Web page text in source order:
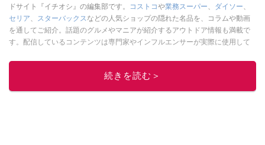
ドサイト『イチオシ』の編集部です。
コストコや業務スーパー、 ダイソー、
セリア、 スターバックスなどの人気ショップの隠れた名品を、コラムや動画
を通してご紹介。話題のグルメやマニアが紹介するアウトドア情報も満載で
す。配信しているコンテンツは専門家やインフルエンサーが実際に使用して
ニュースでフォロー
続きを読む＞